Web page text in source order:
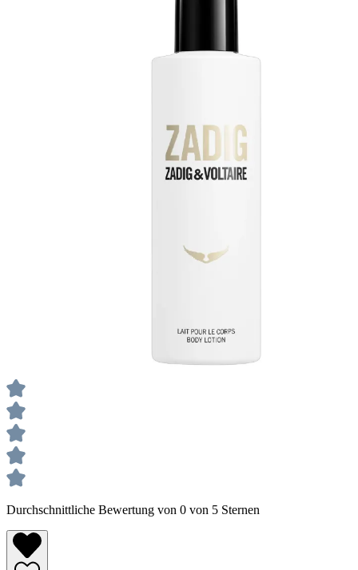
Durchschnittliche Bewertung von 0 von 5 Sternen